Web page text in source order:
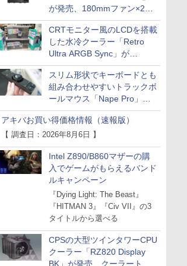
が発売、180mmファン×2搭
載
CRTモニター風のLCDを搭載
した水冷クーラー「Retro
Ultra ARGB Sync」が
Thermaltakeから
スリム形状でキーボードとも
組み合わせやすいトラックボ
ールマウス「Nape Pro」が
Keychronから
アキバお買い得価格情報（速報版）
【 調査日：2026年8月6日 】
Intel Z890/B860マザーの購
入でゲームがもらえるバンド
ルキャンペーン
『Dying Light: The Beast』
『HITMAN 3』『Civ VII』の3
タイトルから選べる
CPSの大型ツインタワーCPU
クーラー「RZ820 Display
BK」が発売、クーラートッ